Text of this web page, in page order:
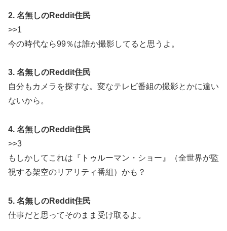
2. 名無しのReddit住民
>>1
今の時代なら99％は誰か撮影してると思うよ。
3. 名無しのReddit住民
自分もカメラを探すな。変なテレビ番組の撮影とかに違い
ないから。
4. 名無しのReddit住民
>>3
もしかしてこれは『トゥルーマン・ショー』（全世界が監
視する架空のリアリティ番組）かも？
5. 名無しのReddit住民
仕事だと思ってそのまま受け取るよ。